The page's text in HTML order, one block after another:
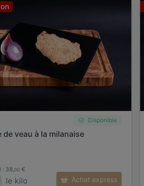
Disponible
de veau à la milanaise
: 38,00 €
le kilo Achat express